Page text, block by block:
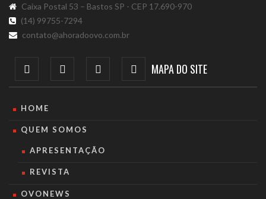
Caixa Postal 53 – Bastos SP - CEP 17.690-970
(14) 99755-7294
contato@ahoradoovo.com.br
MAPA DO SITE
HOME
QUEM SOMOS
APRESENTAÇÃO
REVISTA
OVONEWS